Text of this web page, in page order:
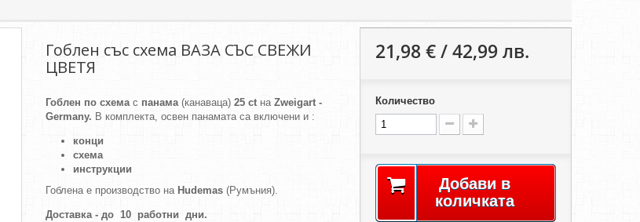
Гоблен със схема ВАЗА СЪС СВЕЖИ
ЦВЕТЯ
Гоблен по схемас панама(канаваца) 25 ctна Zweigart -
Germany. В комплекта, освен панамата са включени и :
конци
схема
инструкции
Гоблена е производство на Hudemas (Румъния).
Доставка - до 10 работни дни.
21,98 € / 42,99 лв.
Количество
Добави в
количката